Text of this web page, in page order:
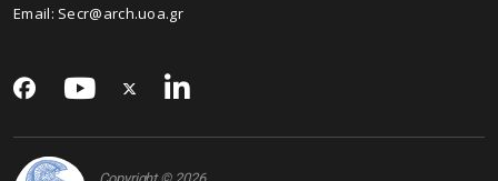
Email: Secr@arch.uoa.gr